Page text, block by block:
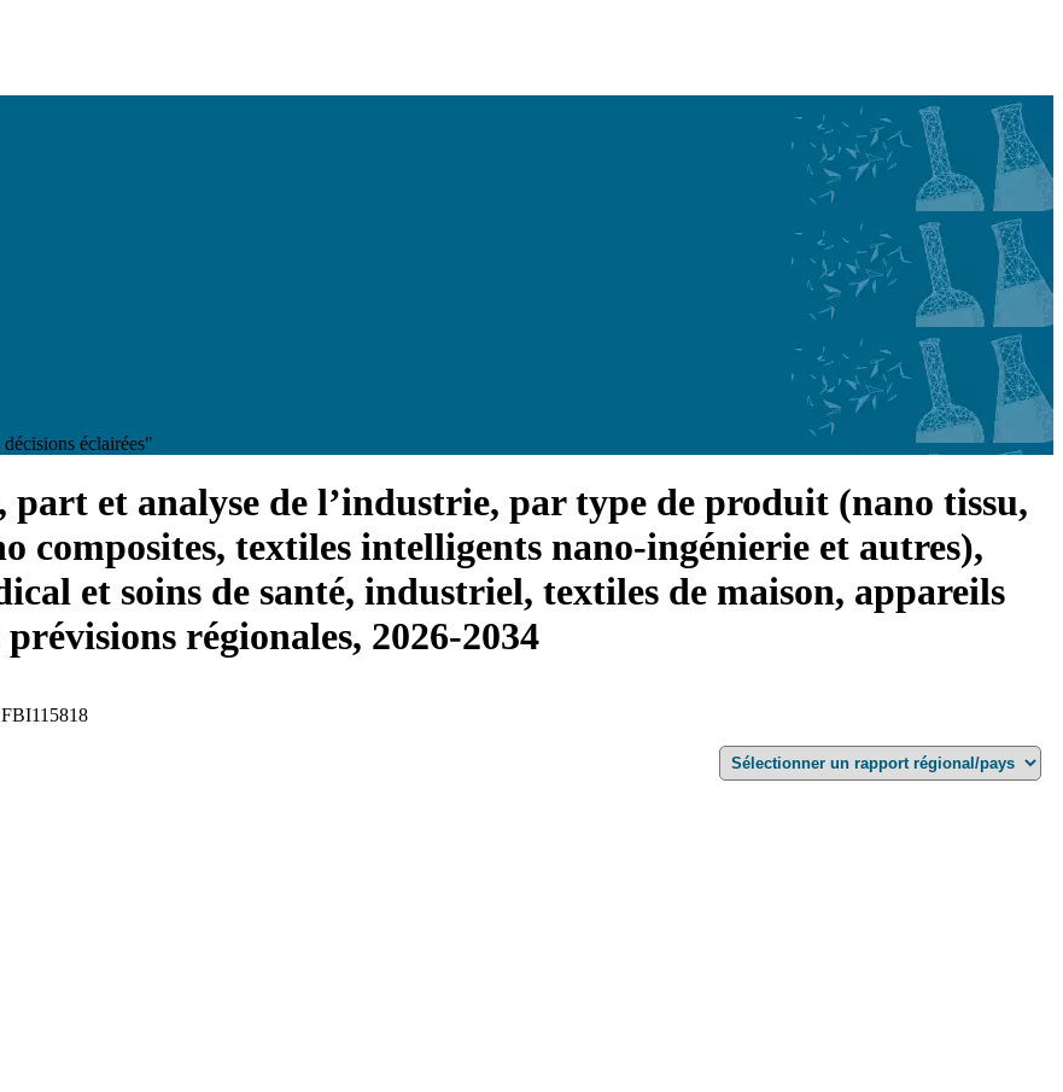
éclairées"
part et analyse de l’industrie, par type de produit (nano tissu,
composites, textiles intelligents nano-ingénierie et autres),
et soins de santé, industriel, textiles de maison, appareils
régionales, 2026-2034